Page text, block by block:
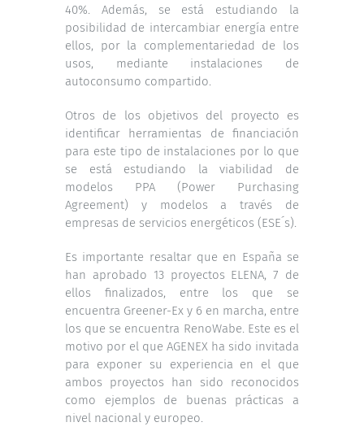
40%. Además, se está estudiando la
posibilidad de intercambiar energía entre
ellos, por la complementariedad de los
usos, mediante instalaciones de
autoconsumo compartido.
Otros de los objetivos del proyecto es
identificar herramientas de financiación
para este tipo de instalaciones por lo que
se está estudiando la viabilidad de
modelos PPA (Power Purchasing
Agreement) y modelos a través de
empresas de servicios energéticos (ESE´s).
Es importante resaltar que en España se
han aprobado 13 proyectos ELENA, 7 de
ellos finalizados, entre los que se
encuentra Greener-Ex y 6 en marcha, entre
los que se encuentra RenoWabe. Este es el
motivo por el que AGENEX ha sido invitada
para exponer su experiencia en el que
ambos proyectos han sido reconocidos
como ejemplos de buenas prácticas a
nivel nacional y europeo.